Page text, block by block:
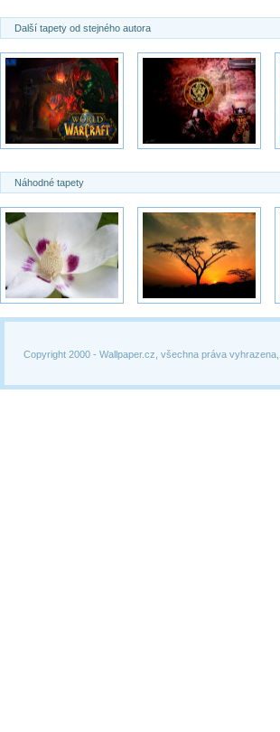
Další tapety od stejného autora
Náhodné tapety
Copyright 2000 - Wallpaper.cz, všechna práva